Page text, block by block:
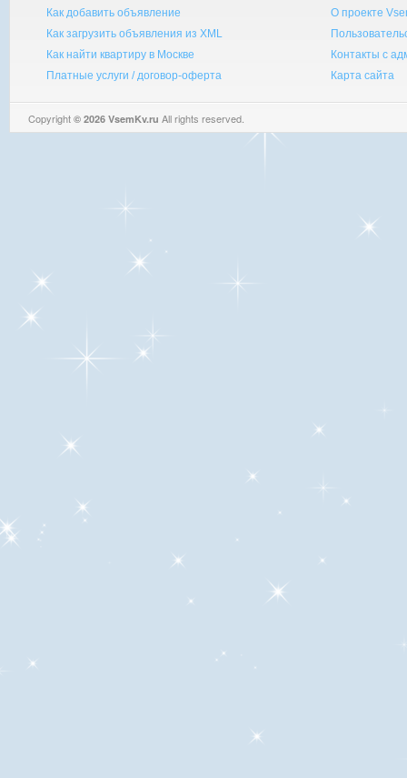
Как добавить объявление
Как загрузить объявления из XML
Как найти квартиру в Москве
Платные услуги / договор-оферта
О проекте
Контакты с
Карта сайта
Copyright © 2026 VsemKv.ru All rights reserved.